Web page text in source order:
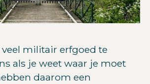
veel militair erfgoed te
als je weet waar je moet
daarom een